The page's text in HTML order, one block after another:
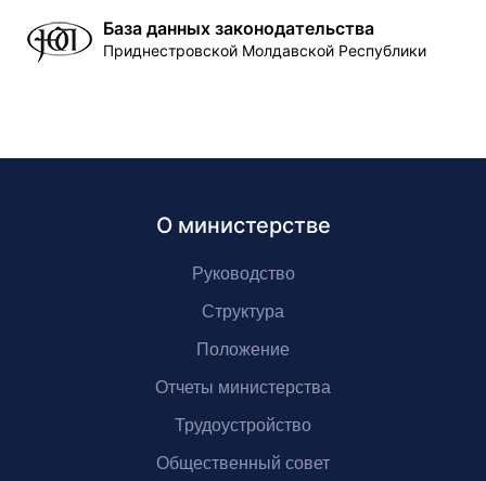
База данных законодательства
Приднестровской Молдавской Республики
О министерстве
Руководство
Структура
Положение
Отчеты министерства
Трудоустройство
Общественный совет